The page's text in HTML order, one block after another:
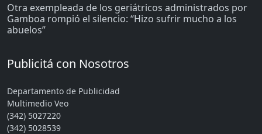
Otra exempleada de los geriátricos administrados por
Gamboa rompió el silencio: “Hizo sufrir mucho a los
abuelos”
Publicitá con Nosotros
Departamento de Publicidad
Multimedio Veo
(342) 5027220
(342) 5028539